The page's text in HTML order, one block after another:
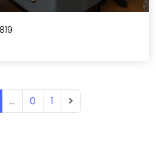
... 0 1